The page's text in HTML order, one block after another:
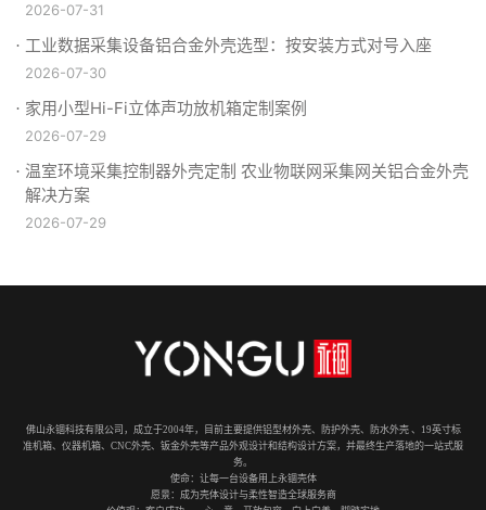
2026-07-31
工业数据采集设备铝合金外壳选型：按安装方式对号入座
2026-07-30
家用小型Hi-Fi立体声功放机箱定制案例
2026-07-29
温室环境采集控制器外壳定制 农业物联网采集网关铝合金外壳
解决方案
2026-07-29
佛山永锢科技有限公司，成立于2004年，目前主要提供铝型材外壳、防护外壳、防水外壳 、19英寸标
准机箱、仪器机箱、CNC外壳、钣金外壳等产品外观设计和结构设计方案，并最终生产落地的一站式服
务。
使命：让每一台设备用上永锢壳体
愿景：成为壳体设计与柔性智造全球服务商